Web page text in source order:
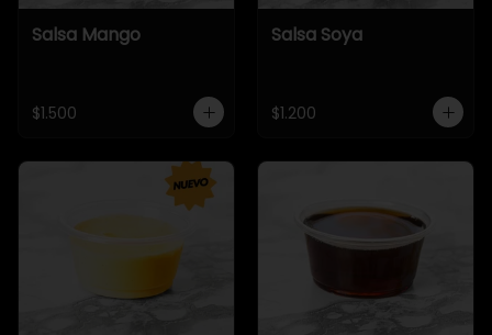
Salsa Mango
$1.500
Salsa Soya
$1.200